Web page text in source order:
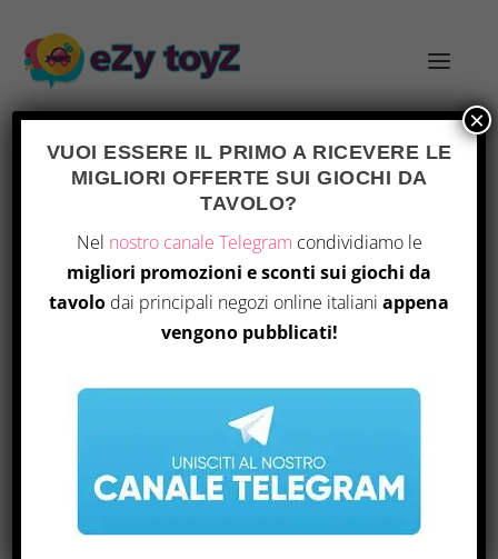
TAG:EDITORI ITALIANI
VUOI ESSERE IL PRIMO A RICEVERE LE
MIGLIORI OFFERTE SUI GIOCHI DA
TAVOLO?
Nel nostro canale Telegram condividiamo le
migliori promozioni e sconti sui giochi da
tavolo dai principali negozi online italiani appena
vengono pubblicati!
×